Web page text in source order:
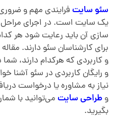
ع
ر
ف
ی
سئو سایتفرایندی مهم و
یک سایت است. در اجرای مراحل
سازی آن باید رعایت شود هر
برای کارشناسان سئو دارند.
و کاربردی که هرکدام دارند،
و رایگان کاربردی در سئو آشنا
نیاز به مشاوره یا درخواست
وطراحی سایتمی‌توانید با
بگیرید.